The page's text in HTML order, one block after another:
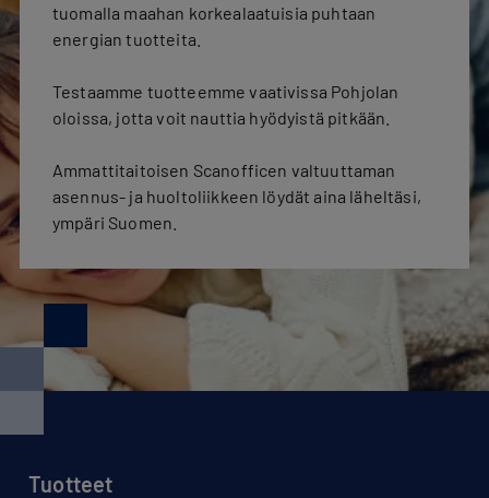
tuomalla maahan korkealaatuisia puhtaan
energian tuotteita.
Testaamme tuotteemme vaativissa Pohjolan
oloissa, jotta voit nauttia hyödyistä pitkään.
Ammattitaitoisen Scanofficen valtuuttaman
asennus- ja huoltoliikkeen löydät aina läheltäsi,
ympäri Suomen.
Tuotteet